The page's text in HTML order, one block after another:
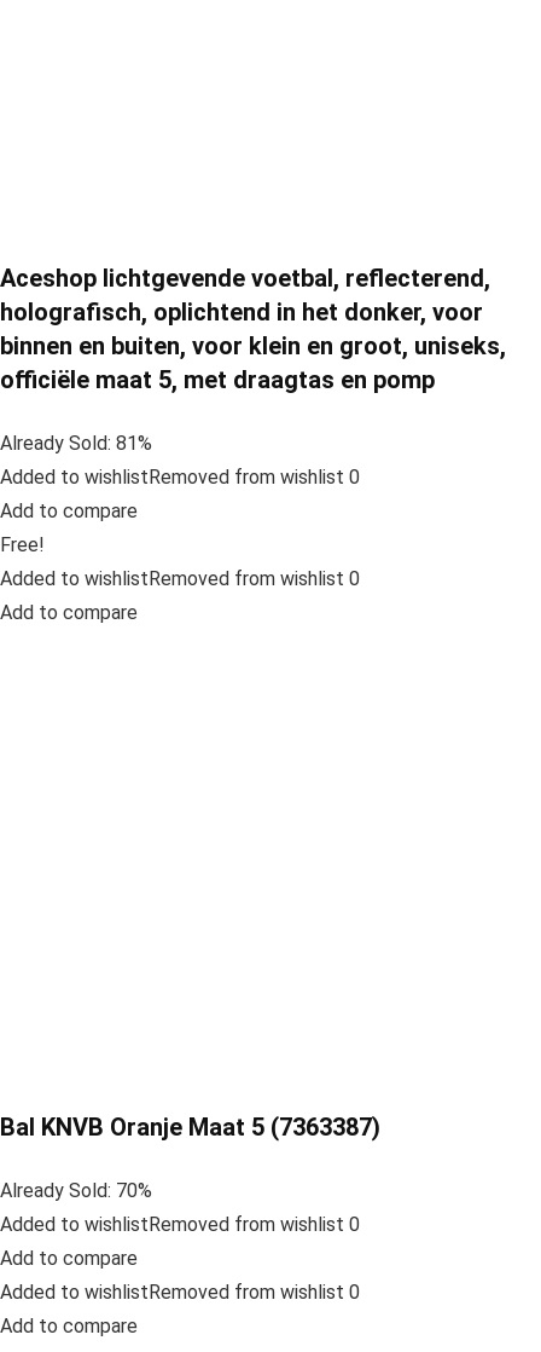
Aceshop lichtgevende voetbal, reflecterend,
holografisch, oplichtend in het donker, voor
binnen en buiten, voor klein en groot, uniseks,
officiële maat 5, met draagtas en pomp
Already Sold: 81%
Added to wishlistRemoved from wishlist 0
Add to compare
Free!
Added to wishlistRemoved from wishlist 0
Add to compare
Bal KNVB Oranje Maat 5 (7363387)
Already Sold: 70%
Added to wishlistRemoved from wishlist 0
Add to compare
Added to wishlistRemoved from wishlist 0
Add to compare